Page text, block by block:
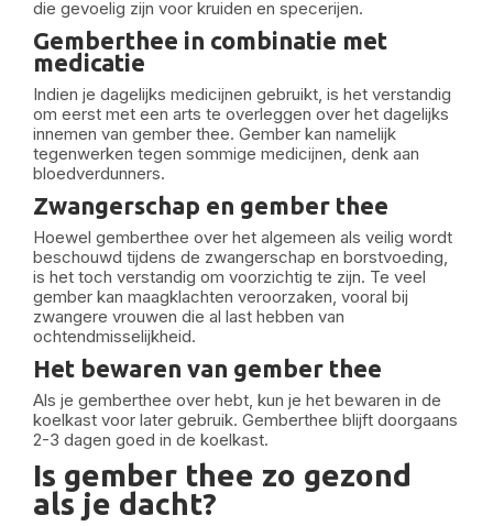
die gevoelig zijn voor kruiden en specerijen.
Gemberthee in combinatie met
medicatie
Indien je dagelijks medicijnen gebruikt, is het verstandig
om eerst met een arts te overleggen over het dagelijks
innemen van gember thee. Gember kan namelijk
tegenwerken tegen sommige medicijnen, denk aan
bloedverdunners.
Zwangerschap en gember thee
Hoewel gemberthee over het algemeen als veilig wordt
beschouwd tijdens de zwangerschap en borstvoeding,
is het toch verstandig om voorzichtig te zijn. Te veel
gember kan maagklachten veroorzaken, vooral bij
zwangere vrouwen die al last hebben van
ochtendmisselijkheid.
Het bewaren van gember thee
Als je gemberthee over hebt, kun je het bewaren in de
koelkast voor later gebruik. Gemberthee blijft doorgaans
2-3 dagen goed in de koelkast.
Is gember thee zo gezond
als je dacht?